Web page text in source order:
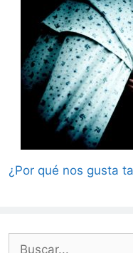
¿Por qué nos gusta